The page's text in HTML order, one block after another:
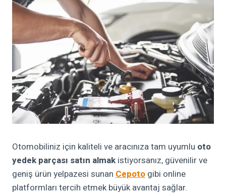
Otomobiliniz için kaliteli ve aracınıza tam uyumlu oto
yedek parçası satın almak istiyorsanız, güvenilir ve
geniş ürün yelpazesi sunan Cepoto gibi online
platformları tercih etmek büyük avantaj sağlar.